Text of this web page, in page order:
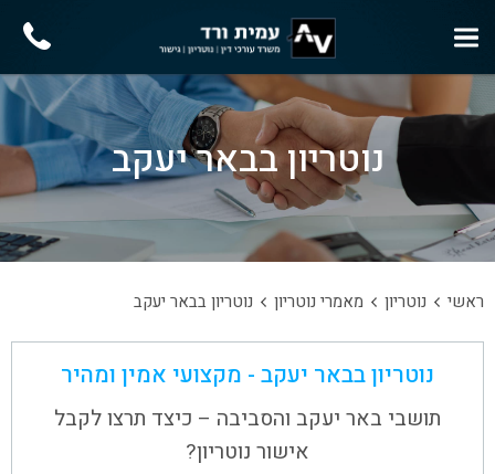
נוטריון בבאר יעקב
ראשי נוטריון מאמרי נוטריון נוטריון בבאר יעקב
נוטריון בבאר יעקב - מקצועי אמין ומהיר
תושבי באר יעקב והסביבה – כיצד תרצו לקבל
אישור נוטריון?